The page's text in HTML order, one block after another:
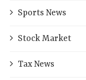
Sports News
Stock Market
Tax News